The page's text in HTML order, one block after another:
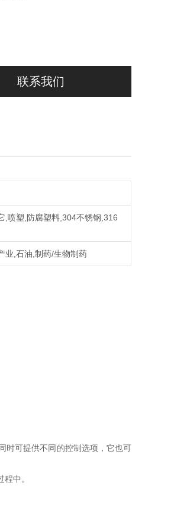
联系我们
,喷塑,防腐塑料,304不锈钢,316
业,石油,制药/生物制药
时可提供不同的控制选项，它也可
中。